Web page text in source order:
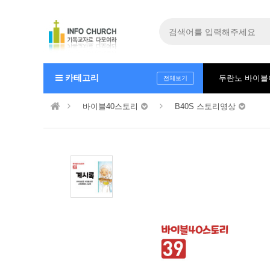
카테고리 전체보기 두란노 바이
바이블40스토리 B40S 스토리영상